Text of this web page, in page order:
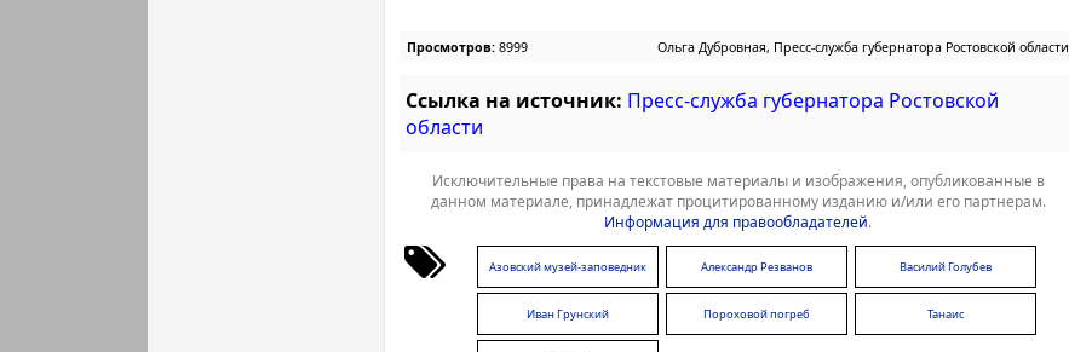
Просмотров: 8999 Ольга Дубровная, Пресс-служба губернатора Ростовской области
Ссылка на источник: Пресс-служба губернатора Ростовской
области
Исключительные права на текстовые материалы и изображения, опубликованные в
данном материале, принадлежат процитированному изданию и/или его партнерам.
Информация для правообладателей.
Азовский музей-заповедник Александр Резванов Василий Голубев
Иван Грунский Пороховой погреб Танаис